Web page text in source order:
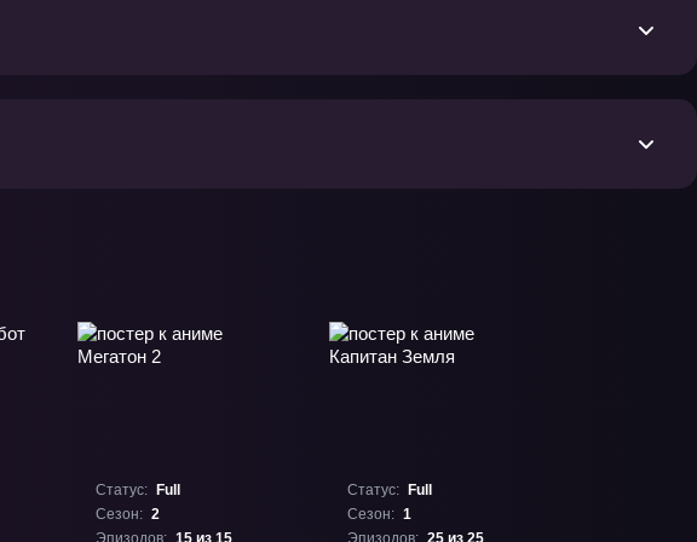
Статус:
Full
Сезон: 2
Статус:
Full
Сезон: 1